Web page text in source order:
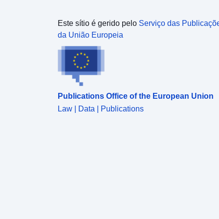
Este sítio é gerido pelo Serviço das
da União Europeia
Publications Office of the European Union
Law | Data | Publications